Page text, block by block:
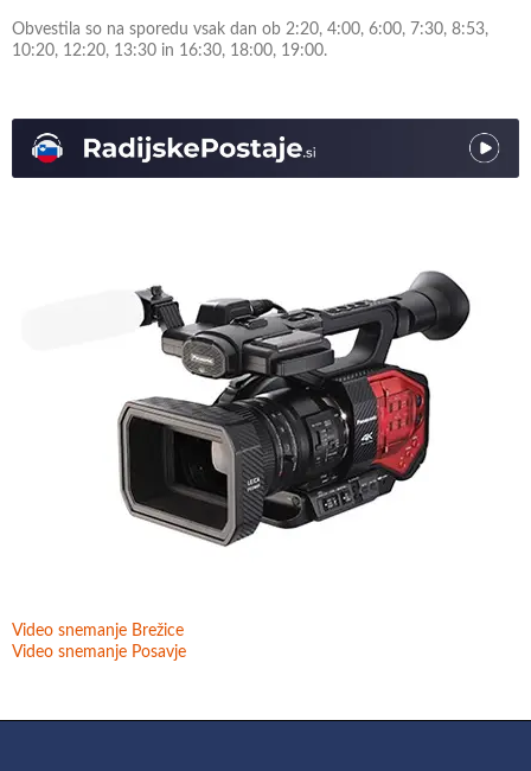
Obvestila so na sporedu vsak dan ob 2:20, 4:00, 6:00, 7:30, 8:53,
10:20, 12:20, 13:30 in 16:30, 18:00, 19:00.
Video snemanje Brežice
Video snemanje Posavje